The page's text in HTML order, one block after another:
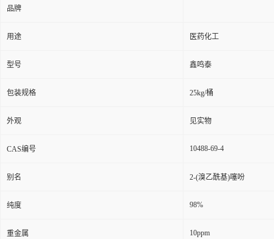
品牌
用途 医药化工
型号 鑫鸣泰
包装规格 25kg/桶
外观 见实物
CAS编号 10488-69-4
别名 2-(溴乙酰基)噻吩
纯度 98%
重金属 10ppm